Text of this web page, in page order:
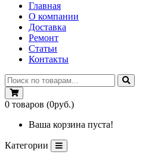
Главная
О компании
Доставка
Ремонт
Статьи
Контакты
0 товаров (0руб.)
Ваша корзина пуста!
Категории